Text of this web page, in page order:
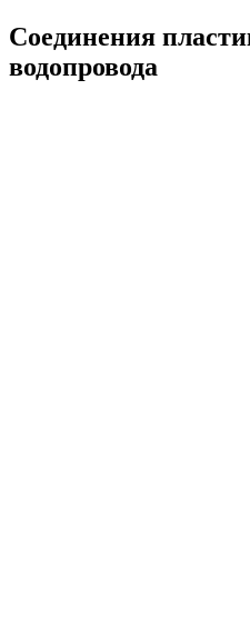
Cоединения
водопровода